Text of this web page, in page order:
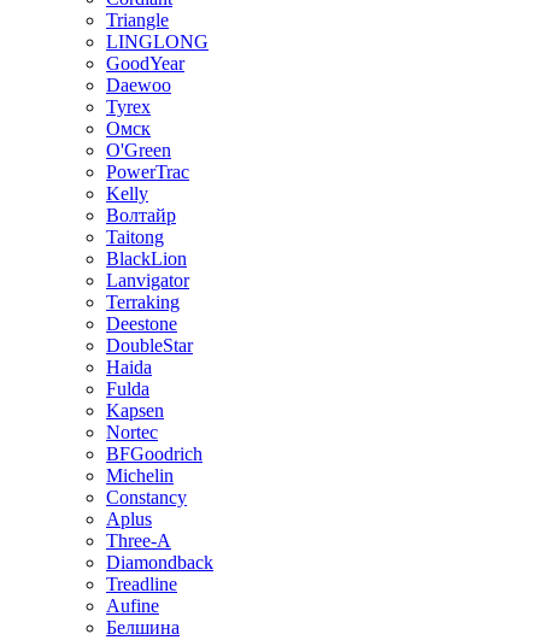
Triangle
LINGLONG
GoodYear
Daewoo
Tyrex
Омск
O'Green
PowerTrac
Kelly
Волтайр
Taitong
BlackLion
Lanvigator
Terraking
Deestone
DoubleStar
Haida
Fulda
Kapsen
Nortec
BFGoodrich
Michelin
Constancy
Aplus
Three-A
Diamondback
Treadline
Aufine
Белшина